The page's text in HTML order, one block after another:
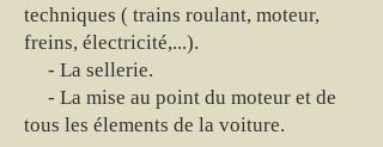
techniques ( trains roulant, moteur,
freins, électricité,...).
- La sellerie.
- La mise au point du moteur et de
tous les élements de la voiture.